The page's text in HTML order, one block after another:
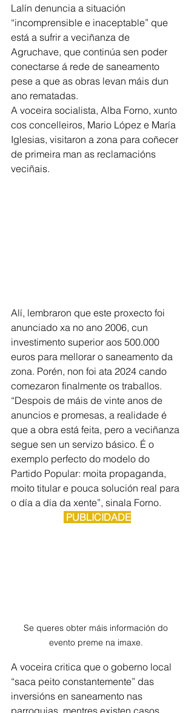
Lalín denuncia a situación
“incomprensible e inaceptable” que
está a sufrir a veciñanza de
Agruchave, que continúa sen poder
conectarse á rede de saneamento
pese a que as obras levan máis dun
ano rematadas.
A voceira socialista, Alba Forno, xunto
cos concelleiros, Mario López e María
Iglesias, visitaron a zona para coñecer
de primeira man as reclamacións
veciñais.
Alí, lembraron que este proxecto foi
anunciado xa no ano 2006, cun
investimento superior aos 500.000
euros para mellorar o saneamento da
zona. Porén, non foi ata 2024 cando
comezaron finalmente os traballos.
“Despois de máis de vinte anos de
anuncios e promesas, a realidade é
que a obra está feita, pero a veciñanza
segue sen un servizo básico. É o
exemplo perfecto do modelo do
Partido Popular: moita propaganda,
moito titular e pouca solución real para
o día a día da xente”, sinala Forno.
PUBLICIDADE
Se queres obter máis información do
evento preme na imaxe.
A voceira critica que o goberno local
“saca peito constantemente” das
inversións en saneamento nas
parroquias, mentres existen casos